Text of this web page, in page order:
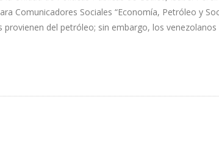
Comunicadores Sociales “Economía, Petróleo y
provienen del petróleo; sin embargo, los